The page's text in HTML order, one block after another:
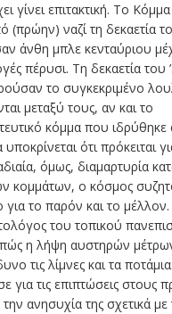
γίνει επιτακτική. Το
(πρώην) ναζί τη δεκαετία
άνθη μπλε κενταύριου
πέρυσι. Τη δεκαετία του
το συγκεκριμένο
μεταξύ τους, αν και το
κόμμα που ιδρύθηκε
υποκρίνεται ότι πρόκειται
όμως, διαμαρτυρία
κομμάτων, ο κόσμος
για το παρόν και το
του τοπικού
πώς η λήψη αυστηρών
τις λίμνες και τα
για τις επιπτώσεις στους
ανησυχία της σχετικά με